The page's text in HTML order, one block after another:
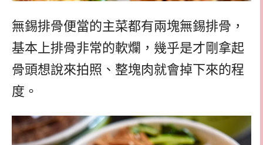
無錫排骨便當的主菜都有兩塊無錫排骨，
基本上排骨非常的軟爛，幾乎是才剛拿起
骨頭想說來拍照、整塊肉就會掉下來的程
度。